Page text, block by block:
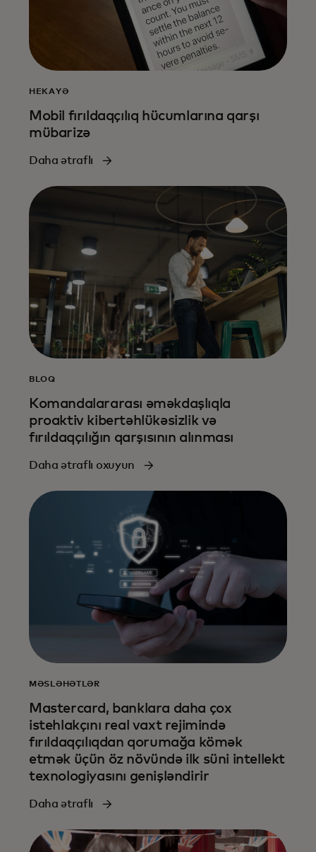
HEKAYƏ
Mobil fırıldaqçılıq hücumlarına qarşı
mübarizə
Daha ətraflı
BLOQ
Komandalararası əməkdaşlıqla
proaktiv kibertəhlükəsizlik və
fırıldaqçılığın qarşısının alınması
Daha ətraflı oxuyun
MƏSLƏHƏTLƏR
Mastercard, banklara daha çox
istehlakçını real vaxt rejimində
fırıldaqçılıqdan qorumağa kömək
etmək üçün öz növündə ilk süni intellekt
texnologiyasını genişləndirir
Daha ətraflı